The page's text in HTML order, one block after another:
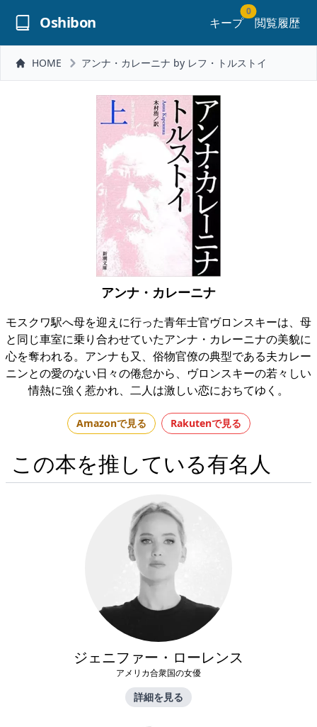
Oshibon キープ
0
閲覧履歴
HOME アンナ・カレーニナ by レフ・トルストイ
アンナ・カレーニナ
モスクワ駅へ母を迎えに行った青年士官ヴロンスキーは、母
と同じ車室に乗り合わせていたアンナ・カレーニナの美貌に
心を奪われる。アンナも又、俗物官僚の典型である夫カレー
ニンとの愛のない日々の倦怠から、ヴロンスキーの若々しい
情熱に強く惹かれ、二人は激しい恋におちてゆく。
Amazonで見る Rakutenで見る
この本を推している有名人
ジェニファー・ローレンス
アメリカ合衆国の女優
詳細を見る